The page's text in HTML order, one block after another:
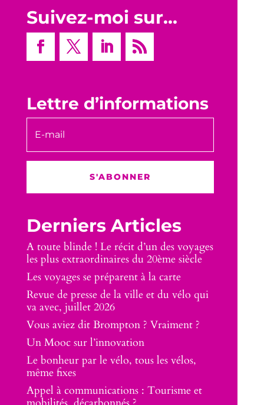
Suivez-moi sur…
Lettre d’informations
S'ABONNER
Derniers Articles
A toute blinde ! Le récit d’un des voyages
les plus extraordinaires du 20ème siècle
Les voyages se préparent à la carte
Revue de presse de la ville et du vélo qui
va avec, juillet 2026
Vous aviez dit Brompton ? Vraiment ?
Un Mooc sur l’innovation
Le bonheur par le vélo, tous les vélos,
même fixes
Appel à communications : Tourisme et